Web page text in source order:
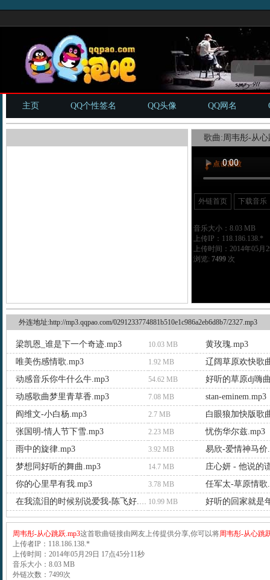
主页 QQ个性签名 QQ头像 QQ网名
歌曲:周韦彤-从心
外链首页 下载音乐
音乐大小：8.03 MB
上传IP：118.186.138.*
上传时间：2014年05月
浏览: 7499次
外连地址:http://mp3.qqpao.com/0291233774881b510e1c986a2eb6d8b7/2327.mp3
梁凯恩_谁是下一个奇迹.mp3 10.03 MB
黄玫瑰.mp3
唯美伤感情歌.mp3
1.92 MB
辽阔草原欢快歌
动感音乐你牛什么牛.mp3
54.62 MB
好听的草原dj嗨
动感歌曲梦里青草香.mp3
7.08 MB
stan-eminem.mp3
阎维文-小白杨.mp3
2.7 MB
白眼狼加快版歌
张国明-情人节下雪.mp3
2.23 MB
忧伤华尔兹.mp3
雨中的旋律.mp3
3.92 MB
易欣-爱情神马价
梦想同好听的舞曲.mp3
14.7 MB
庄心妍 - 他说的
你的心里早有我.mp3
3.78 MB 任军太-草原情歌
在我流泪的时候别说爱我-陈飞好.mp3 10.99 MB 好听的回家就是
周韦彤-从心跳跃.mp3这首歌曲链接由网友上传提供分享,你可以将周韦彤-从心跳
上传者IP：118.186.138.*
上传时间：2014年05月29日 17点45分11秒
音乐大小：8.03 MB
外链次数：7499次